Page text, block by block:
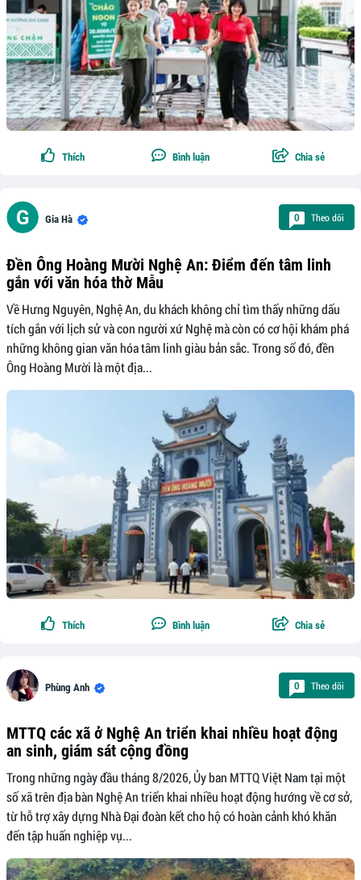
Thích Bình luận Chia sẻ
Gia Hà 0 Theo dõi
Đền Ông Hoàng Mười Nghệ An: Điểm đến tâm linh
gắn với văn hóa thờ Mẫu
Về Hưng Nguyên, Nghệ An, du khách không chỉ tìm thấy những dấu
tích gắn với lịch sử và con người xứ Nghệ mà còn có cơ hội khám phá
những không gian văn hóa tâm linh giàu bản sắc. Trong số đó, đền
Ông Hoàng Mười là một địa...
Thích Bình luận Chia sẻ
Phùng Anh 0 Theo dõi
MTTQ các xã ở Nghệ An triển khai nhiều hoạt động
an sinh, giám sát cộng đồng
Trong những ngày đầu tháng 8/2026, Ủy ban MTTQ Việt Nam tại một
số xã trên địa bàn Nghệ An triển khai nhiều hoạt động hướng về cơ sở,
từ hỗ trợ xây dựng Nhà Đại đoàn kết cho hộ có hoàn cảnh khó khăn
đến tập huấn nghiệp vụ...